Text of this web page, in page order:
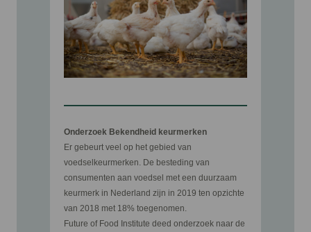
Onderzoek Bekendheid keurmerken
Er gebeurt veel op het gebied van
voedselkeurmerken. De besteding van
consumenten aan voedsel met een duurzaam
keurmerk in Nederland zijn in 2019 ten opzichte
van 2018 met 18% toegenomen.
Future of Food Institute deed onderzoek naar de